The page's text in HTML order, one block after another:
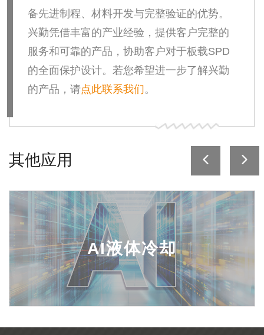
备先进制程、材料开发与完整验证的优势。
兴勤凭借丰富的产业经验，提供客户完整的
服务和可靠的产品，协助客户对于板载SPD
的全面保护设计。若您希望进一步了解兴勤
的产品，请点此联系我们。
其他应用
AI液体冷却